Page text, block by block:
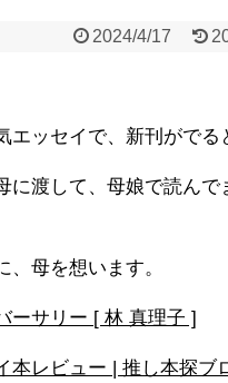
2024/4/17
エッセイで、新刊がでる
に渡して、母娘で読ん
、母を想います。
ーサリー [ 林 真理子 ]
本レビュー | 推し本探ブ